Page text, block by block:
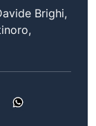
Brighi,